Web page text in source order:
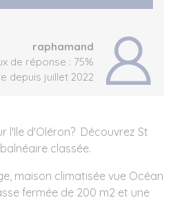
raphamand
de réponse : 75%
depuis juillet 2022
l'Ile d'Oléron? Découvrez St
classée.
maison climatisée vue Océan
fermée de 200 m2 et une